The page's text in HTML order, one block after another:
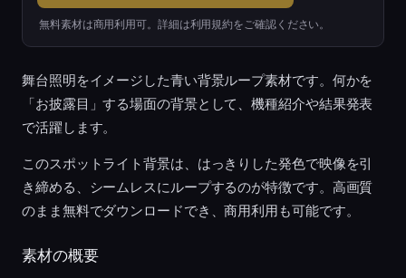
無料素材は商用利用可。詳細は利用規約をご確認ください。
舞台照明をイメージした青い背景ループ素材です。何かを
「お披露目」する場面の背景として、機種紹介や結果発表
で活躍します。
このスポットライト背景は、はっきりした発色で映像を引
き締める、シームレスにループするのが特徴です。高画質
のまま無料でダウンロードでき、商用利用も可能です。
素材の概要